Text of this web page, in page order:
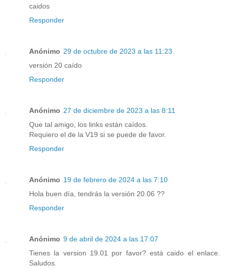
caidos
Responder
Anónimo 29 de octubre de 2023 a las 11:23
versión 20 caído
Responder
Anónimo 27 de diciembre de 2023 a las 8:11
Que tal amigo, los links están caídos.
Requiero el de la V19 si se puede de favor.
Responder
Anónimo 19 de febrero de 2024 a las 7:10
Hola buen día, tendrás la versión 20.06 ??
Responder
Anónimo 9 de abril de 2024 a las 17:07
Tienes la version 19.01 por favor? está caido el enlace.
Saludos.